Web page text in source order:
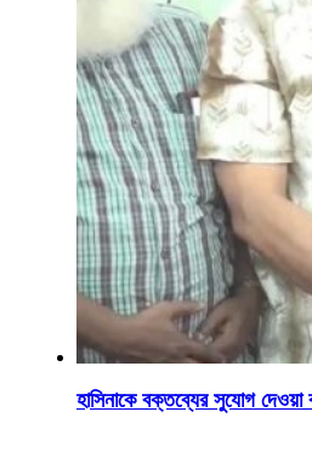
হাসিনাকে বক্তব্যের সুযোগ দেওয়া